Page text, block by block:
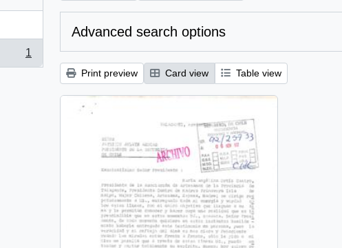
1
Advanced search options
Print preview Card view Table view